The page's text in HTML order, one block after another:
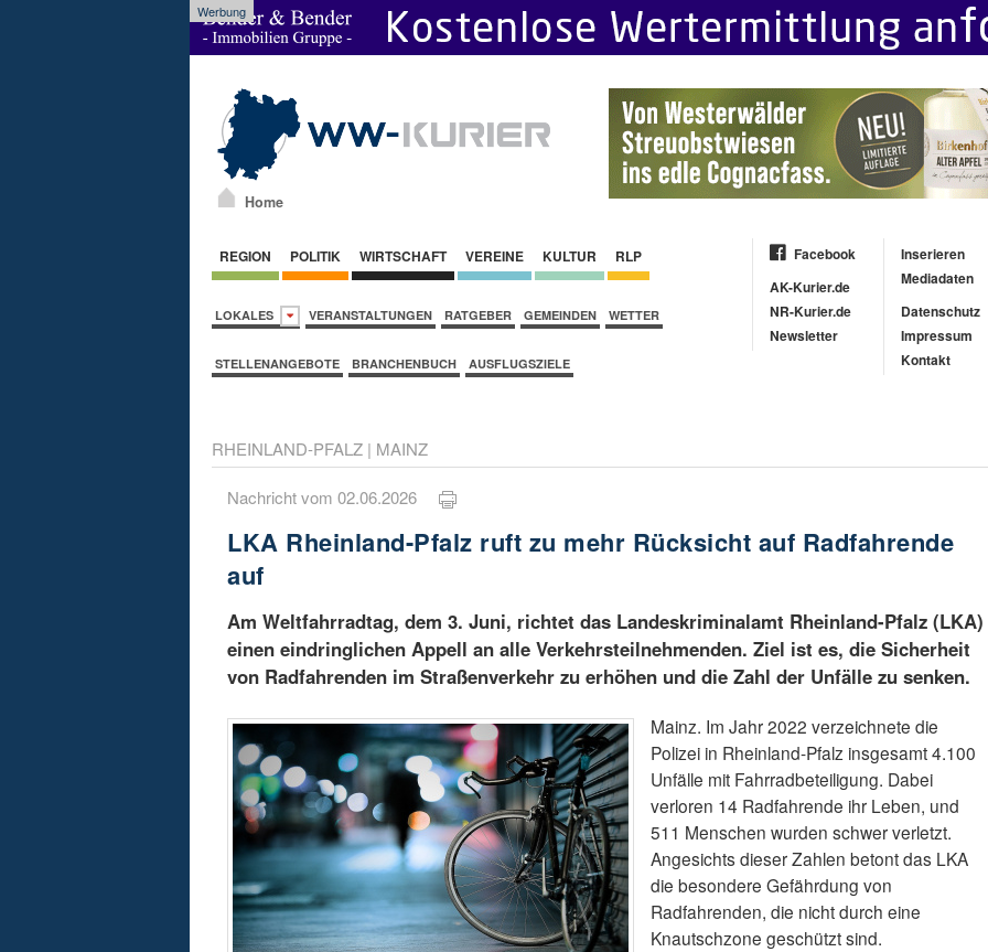
Werbung
Home
REGION POLITIK WIRTSCHAFT VEREINE KULTUR RLP
LOKALES VERANSTALTUNGEN RATGEBER GEMEINDEN WETTER
STELLENANGEBOTE BRANCHENBUCH AUSFLUGSZIELE
Facebook
AK-Kurier.de
NR-Kurier.de
Newsletter
Inserieren
Mediadaten
Datenschutz
Impressum
Kontakt
RHEINLAND-PFALZ | MAINZ
Nachricht vom 02.06.2026
LKA Rheinland-Pfalz ruft zu mehr Rücksicht auf Radfahrende
auf
Am Weltfahrradtag, dem 3. Juni, richtet das Landeskriminalamt Rheinland-Pfalz (LKA)
einen eindringlichen Appell an alle Verkehrsteilnehmenden. Ziel ist es, die Sicherheit
von Radfahrenden im Straßenverkehr zu erhöhen und die Zahl der Unfälle zu senken.
Mainz. Im Jahr 2022 verzeichnete die
Polizei in Rheinland-Pfalz insgesamt 4.100
Unfälle mit Fahrradbeteiligung. Dabei
verloren 14 Radfahrende ihr Leben, und
511 Menschen wurden schwer verletzt.
Angesichts dieser Zahlen betont das LKA
die besondere Gefährdung von
Radfahrenden, die nicht durch eine
Knautschzone geschützt sind.